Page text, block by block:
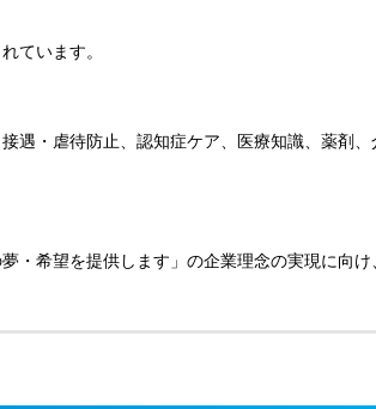
ています。
遇・虐待防止、認知症ケア、医療知識、薬剤、
・希望を提供します」の企業理念の実現に向け